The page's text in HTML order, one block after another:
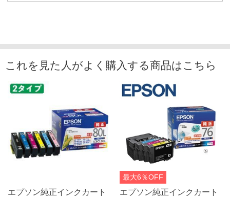
これを見た人がよく購入する商品はこちら
エプソン純正インクカート
最大6％OFF
エプソン純正インクカート